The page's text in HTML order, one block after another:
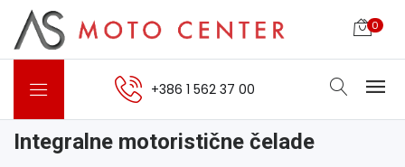
0
+386 1 562 37 00
Integralne motoristične čelade